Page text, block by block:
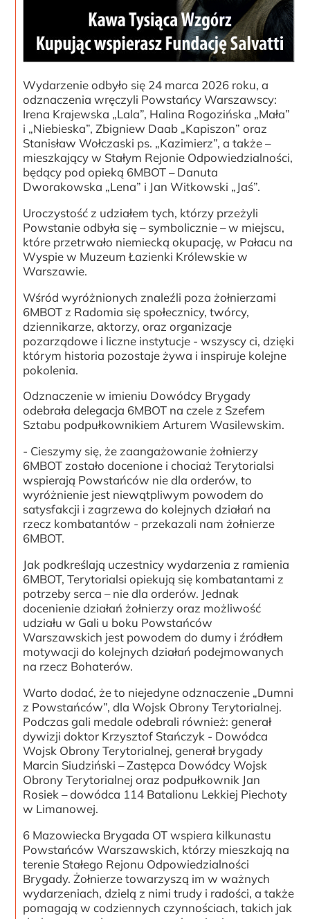
Wydarzenie odbyło się 24 marca 2026 roku, a
odznaczenia wręczyli Powstańcy Warszawscy:
Irena Krajewska „Lala”, Halina Rogozińska „Mała”
i „Niebieska”, Zbigniew Daab „Kapiszon” oraz
Stanisław Wołczaski ps. „Kazimierz”, a także –
mieszkający w Stałym Rejonie Odpowiedzialności,
będący pod opieką 6MBOT – Danuta
Dworakowska „Lena” i Jan Witkowski „Jaś”.
Uroczystość z udziałem tych, którzy przeżyli
Powstanie odbyła się – symbolicznie – w miejscu,
które przetrwało niemiecką okupację, w Pałacu na
Wyspie w Muzeum Łazienki Królewskie w
Warszawie.
Wśród wyróżnionych znaleźli poza żołnierzami
6MBOT z Radomia się społecznicy, twórcy,
dziennikarze, aktorzy, oraz organizacje
pozarządowe i liczne instytucje - wszyscy ci, dzięki
którym historia pozostaje żywa i inspiruje kolejne
pokolenia.
Odznaczenie w imieniu Dowódcy Brygady
odebrała delegacja 6MBOT na czele z Szefem
Sztabu podpułkownikiem Arturem Wasilewskim.
- Cieszymy się, że zaangażowanie żołnierzy
6MBOT zostało docenione i chociaż Terytorialsi
wspierają Powstańców nie dla orderów, to
wyróżnienie jest niewątpliwym powodem do
satysfakcji i zagrzewa do kolejnych działań na
rzecz kombatantów - przekazali nam żołnierze
6MBOT.
Jak podkreślają uczestnicy wydarzenia z ramienia
6MBOT, Terytorialsi opiekują się kombatantami z
potrzeby serca – nie dla orderów. Jednak
docenienie działań żołnierzy oraz możliwość
udziału w Gali u boku Powstańców
Warszawskich jest powodem do dumy i źródłem
motywacji do kolejnych działań podejmowanych
na rzecz Bohaterów.
Warto dodać, że to niejedyne odznaczenie „Dumni
z Powstańców”, dla Wojsk Obrony Terytorialnej.
Podczas gali medale odebrali również: generał
dywizji doktor Krzysztof Stańczyk - Dowódca
Wojsk Obrony Terytorialnej, generał brygady
Marcin Siudziński – Zastępca Dowódcy Wojsk
Obrony Terytorialnej oraz podpułkownik Jan
Rosiek – dowódca 114 Batalionu Lekkiej Piechoty
w Limanowej.
6 Mazowiecka Brygada OT wspiera kilkunastu
Powstańców Warszawskich, którzy mieszkają na
terenie Stałego Rejonu Odpowiedzialności
Brygady. Żołnierze towarzyszą im w ważnych
wydarzeniach, dzielą z nimi trudy i radości, a także
pomagają w codziennych czynnościach, takich jak